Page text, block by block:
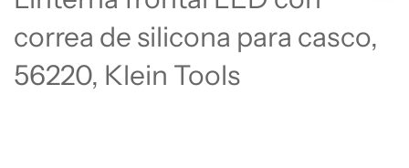
correa de silicona para casco,
56220, Klein Tools